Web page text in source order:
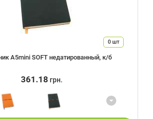
0шт
А5mini SOFT недатированный, к/б
361.18 грн.